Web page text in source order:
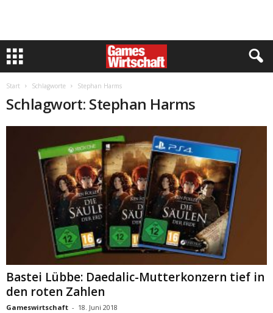
Start Schlagworte Stephan Harms
Schlagwort: Stephan Harms
Bastei Lübbe: Daedalic-Mutterkonzern tief in
den roten Zahlen
Gameswirtschaft - 18. Juni 2018